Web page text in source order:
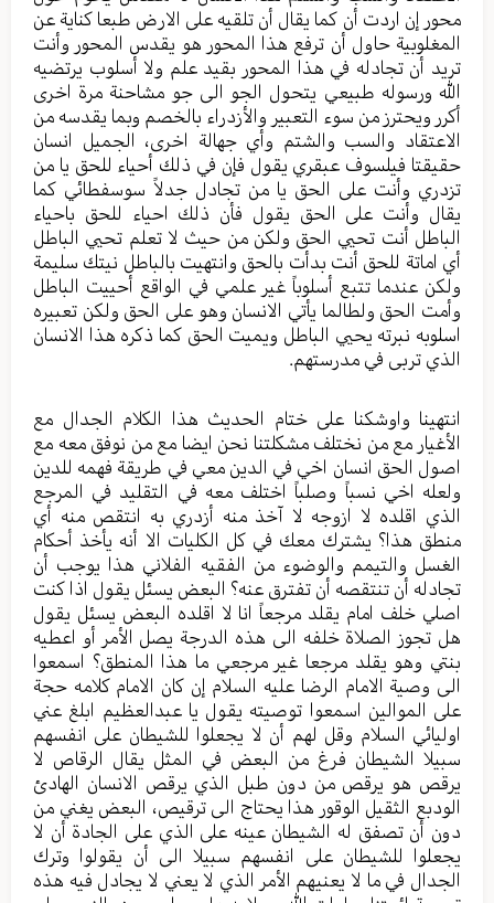
محور إن اردت أن كما يقال أن تلقيه على الارض طبعا كناية عن
المغلوبية حاول أن ترفع هذا المحور هو يقدس المحور وأنت
تريد أن تجادله في هذا المحور بقيد علم ولا أسلوب يرتضيه
الله ورسوله طبيعي يتحول الجو الى جو مشاحنة مرة اخرى
أكرر ويحترز من سوء التعبير والأزدراء بالخصم وبما يقدسه من
الاعتقاد والسب والشتم وأي جهالة اخرى، الجميل انسان
حقيقتا فيلسوف عبقري يقول فإن في ذلك أحياء للحق يا من
تزدري وأنت على الحق يا من تجادل جدلاً سوسفطائي كما
يقال وأنت على الحق يقول فأن ذلك احياء للحق باحياء
الباطل أنت تحيي الحق ولكن من حيث لا تعلم تحيي الباطل
أي اماتة للحق أنت بدأت بالحق وانتهيت بالباطل نيتك سليمة
ولكن عندما تتبع أسلوباً غير علمي في الواقع أحييت الباطل
وأمت الحق ولطالما يأتي الانسان وهو على الحق ولكن تعبيره
اسلوبه نبرته يحيي الباطل ويميت الحق كما ذكره هذا الانسان
الذي تربى في مدرستهم.
انتهينا واوشكنا على ختام الحديث هذا الكلام الجدال مع
الأغيار مع من نختلف مشكلتنا نحن ايضا مع من نوفق معه مع
اصول الحق انسان اخي في الدين معي في طريقة فهمه للدين
ولعله اخي نسباً وصلباً اختلف معه في التقليد في المرجع
الذي اقلده لا ازوجه لا آخذ منه أزدري به انتقص منه أي
منطق هذا؟ يشترك معك في كل الكليات الا أنه يأخذ أحكام
الغسل والتيمم والوضوء من الفقيه الفلاني هذا يوجب أن
تجادله أن تنتقصه أن تفترق عنه؟ البعض يسئل يقول اذا كنت
اصلي خلف امام يقلد مرجعاً انا لا اقلده البعض يسئل يقول
هل تجوز الصلاة خلفه الى هذه الدرجة يصل الأمر أو اعطيه
بنتي وهو يقلد مرجعا غير مرجعي ما هذا المنطق؟ اسمعوا
الى وصية الامام الرضا عليه السلام إن كان الامام كلامه حجة
على الموالين اسمعوا توصيته يقول يا عبدالعظيم ابلغ عني
اوليائي السلام وقل لهم أن لا يجعلوا للشيطان على انفسهم
سبيلا الشيطان فرغ من البعض في المثل يقال الرقاص لا
يرقص هو يرقص من دون طبل الذي يرقص الانسان الهادئ
الودبع الثقيل الوقور هذا يحتاج الى ترقيص، البعض يغني من
دون أن تصفق له الشيطان عينه على الذي على الجادة أن لا
يجعلوا للشيطان على انفسهم سبيلا الى أن يقولوا وترك
الجدال في ما لا يعنيهم الأمر الذي لا يعني لا يجادل فيه هذه